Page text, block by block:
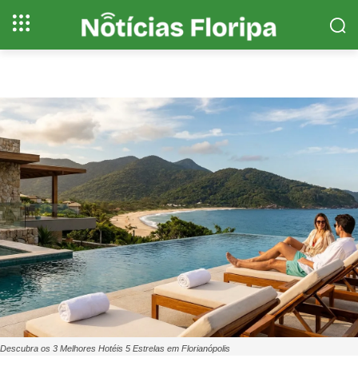
Descubra os 3 Melhores Hotéis 5 Estrelas em Florianópolis